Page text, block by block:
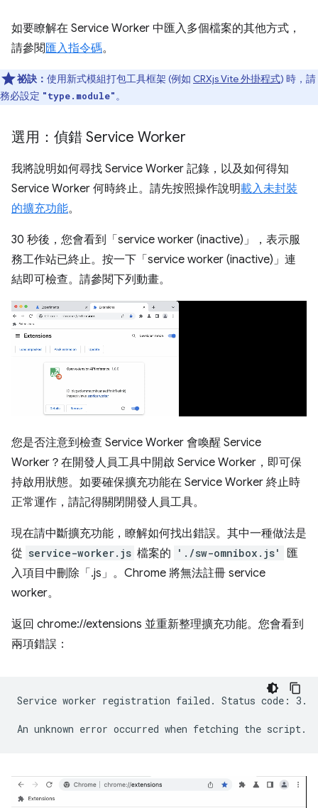
如要瞭解在 Service Worker 中匯入多個檔案的其他方式，
請參閱匯入指令碼。
祕訣： 使用新式模組打包工具框架 (例如 CRXjs Vite 外掛程式) 時，請
務必設定 "type.module" 。
選用：偵錯 Service Worker
我將說明如何尋找 Service Worker 記錄，以及如何得知
Service Worker 何時終止。請先按照操作說明載入未封裝
的擴充功能。
30 秒後，您會看到「service worker (inactive)」，表示服
務工作站已終止。按一下「service worker (inactive)」連
結即可檢查。請參閱下列動畫。
您是否注意到檢查 Service Worker 會喚醒 Service
Worker？在開發人員工具中開啟 Service Worker，即可保
持啟用狀態。如要確保擴充功能在 Service Worker 終止時
正常運作，請記得關閉開發人員工具。
現在請中斷擴充功能，瞭解如何找出錯誤。其中一種做法是
從 service-worker.js 檔案的 './sw-omnibox.js'
匯
入項目中刪除「.js」。Chrome 將無法註冊 service
worker。
返回 chrome://extensions 並重新整理擴充功能。您會看到
兩項錯誤：
Service worker registration failed. Status code: 3.